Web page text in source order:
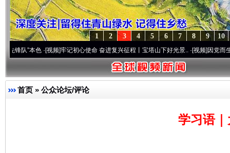
10
9
8
7
6
5
4
3
2
1
·[视频]牢记初心使命 奋进复兴征程丨宝塔山下好光景..·[视频]因党而生 为党而战
首页 » 公众论坛/评论
学习语